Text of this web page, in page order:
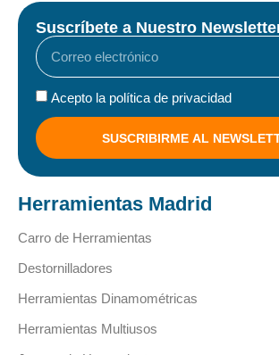
Suscríbete a Nuestro
Acepto la política de privacidad
SUSCRIBIRME AL
Herramientas Madrid
Carro de Herramientas
Destornilladores
Herramientas Dinamométricas
Herramientas Multiusos